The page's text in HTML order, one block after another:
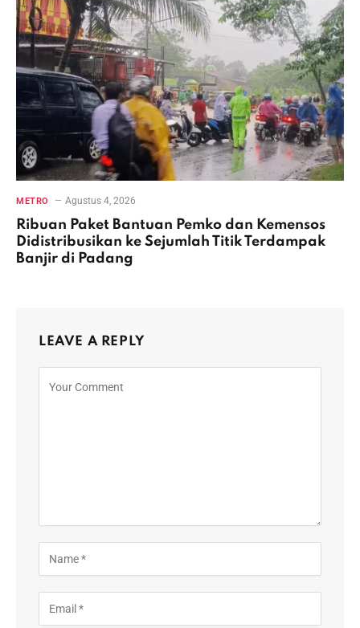
METRO Agustus 4, 2026
Ribuan Paket Bantuan Pemko dan Kemensos
Didistribusikan ke Sejumlah Titik Terdampak
Banjir di Padang
LEAVE A REPLY